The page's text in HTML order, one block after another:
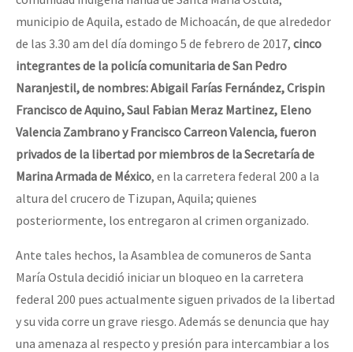
municipio de Aquila, estado de Michoacán, de que alrededor
de las 3.30 am del día domingo 5 de febrero de 2017, cinco
integrantes de la policía comunitaria de San Pedro
Naranjestil, de nombres: Abigail Farías Fernández, Crispin
Francisco de Aquino, Saul Fabian Meraz Martinez, Eleno
Valencia Zambrano y Francisco Carreon Valencia, fueron
privados de la libertad por miembros de la Secretaría de
Marina Armada de México, en la carretera federal 200 a la
altura del crucero de Tizupan, Aquila; quienes
posteriormente, los entregaron al crimen organizado.
Ante tales hechos, la Asamblea de comuneros de Santa
María Ostula decidió iniciar un bloqueo en la carretera
federal 200 pues actualmente siguen privados de la libertad
y su vida corre un grave riesgo. Además se denuncia que hay
una amenaza al respecto y presión para intercambiar a los